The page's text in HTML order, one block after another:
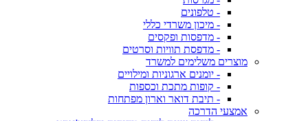
- טלפונים
- מיכון משרדי כללי
- מדפסות ופקסים
- מדפסת תוויות וסרטים
מוצרים משלימים למשרד
- יומנים ארגוניות ומילויים
- קופות מתכת וכספות
- תיבת דואר וארון מפתחות
אמצעי הדרכה